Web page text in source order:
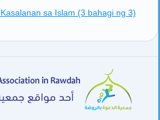
sa Islam (3 bahagi ng 3)